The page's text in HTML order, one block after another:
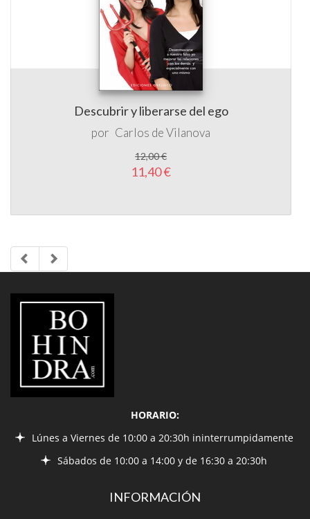
Descubrir y liberarse del ego
por Carlos de Vilanova
12,00 €
11,40 €
BOHINDRA
Lúnes a Viernes de 10:00 a 20:30h ininterrumpidamente
Sábados de 10:00 a 14:00 y de 16:30 a 20:30h
¿Quiénes somos?